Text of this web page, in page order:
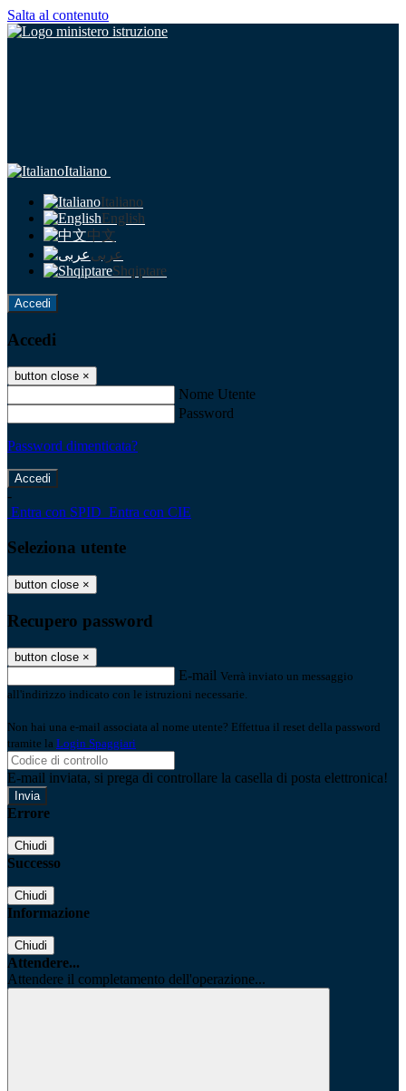
Salta al contenuto
Italiano
Italiano
English
中文
عربى
Shqiptare
Accedi
Accedi
button close ×
Nome Utente
Password
Password dimenticata?
-
Entra con SPID Entra con CIE
Seleziona utente
button close ×
Recupero password
button close ×
E-mail Verrà inviato un messaggio
all'indirizzo indicato con le istruzioni necessarie.
Non hai una e-mail associata al nome utente? Effettua il reset della password
tramite la Login Spaggiari
E-mail inviata, si prega di controllare la casella di posta elettronica!
Errore
Chiudi
Successo
Chiudi
Informazione
Chiudi
Attendere...
Attendere il completamento dell'operazione...